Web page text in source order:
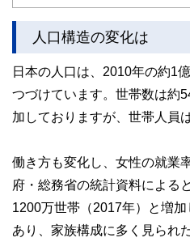
人口構造の変化は
日本の人口は、2010年の約1
つづけています。世帯数は約
加しておりますが、世帯人員
働き方も変化し、女性の就業
府・総務省の統計資料による
1200万世帯（2017年）と増
あり、家族構成に多く見られ